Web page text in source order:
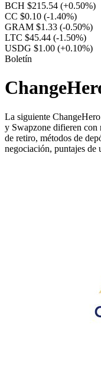
BCH $215.54 (+0.50%)
CC $0.10 (-1.40%)
GRAM $1.33 (-0.50%)
LTC $45.44 (-1.50%)
USDG $1.00 (+0.10%)
Boletín
La siguiente
y Swapzone difieren con
de retiro, métodos de
negociación, puntajes de